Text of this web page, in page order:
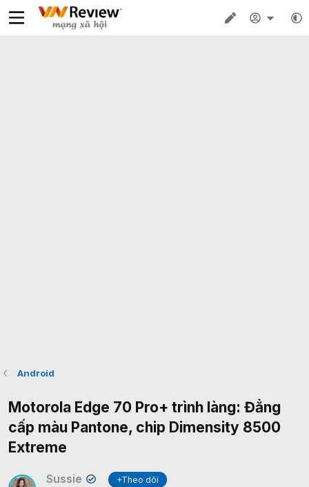
Android
Motorola Edge 70 Pro+ trình làng: Đẳng
cấp màu Pantone, chip Dimensity 8500
Extreme
Sussie ✔
+Theo dõi